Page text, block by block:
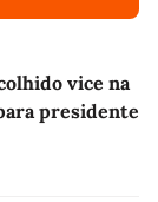
vice na
presidente